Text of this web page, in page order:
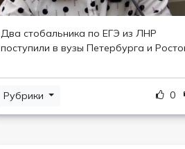
Два стобальника по ЕГЭ из ЛНР
поступили в вузы Петербурга и
Рубрики 0